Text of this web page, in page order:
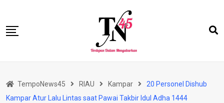
content
BISNIS
TempoNews45 RIAU Kampar
20 Personel Dishub
Kampar Atur Lalu Lintas saat Pawai Takbir Idul Adha 1444